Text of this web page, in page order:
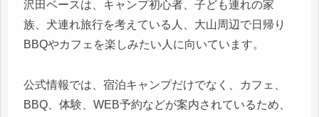
沢田ベースは、キャンプ初心者、子ども連れの家
族、犬連れ旅行を考えている人、大山周辺で日帰り
BBQやカフェを楽しみたい人に向いています。
公式情報では、宿泊キャンプだけでなく、カフェ、
BBQ、体験、WEB予約などが案内されているため、